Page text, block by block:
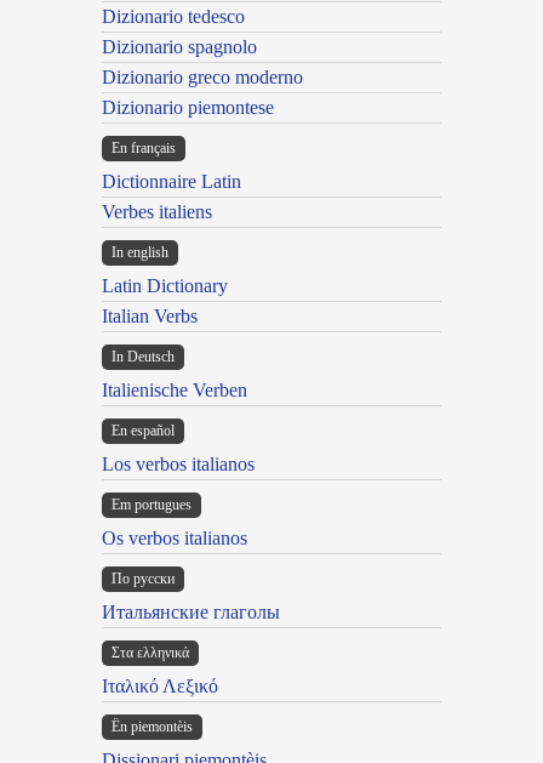
Dizionario tedesco
Dizionario spagnolo
Dizionario greco moderno
Dizionario piemontese
En français
Dictionnaire Latin
Verbes italiens
In english
Latin Dictionary
Italian Verbs
In Deutsch
Italienische Verben
En español
Los verbos italianos
Em portugues
Os verbos italianos
По русски
Итальянские глаголы
Στα ελληνικά
Ιταλικό Λεξικό
Ën piemontèis